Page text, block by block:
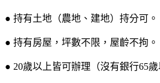
● 持有土地（農地、建地）持分可。
● 持有房屋，坪數不限，屋齡不拘。
● 20歲以上皆可辦理（沒有銀行65